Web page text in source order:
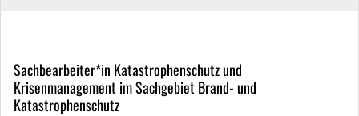
Sachbearbeiter*in Katastrophenschutz und
Krisenmanagement im Sachgebiet Brand- und
Katastrophenschutz